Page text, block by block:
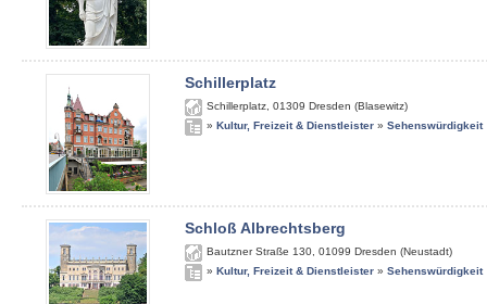
Schillerplatz
Schillerplatz 01309 Dresden (Blasewitz)
» Kultur, Freizeit & Dienstleister » Sehenswürdigkeit
Schloß Albrechtsberg
Bautzner Straße 130 01099 Dresden (Neustadt)
» Kultur, Freizeit & Dienstleister » Sehenswürdigkeit